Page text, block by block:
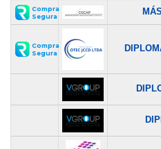
Compra
Segura
Compra
Segura